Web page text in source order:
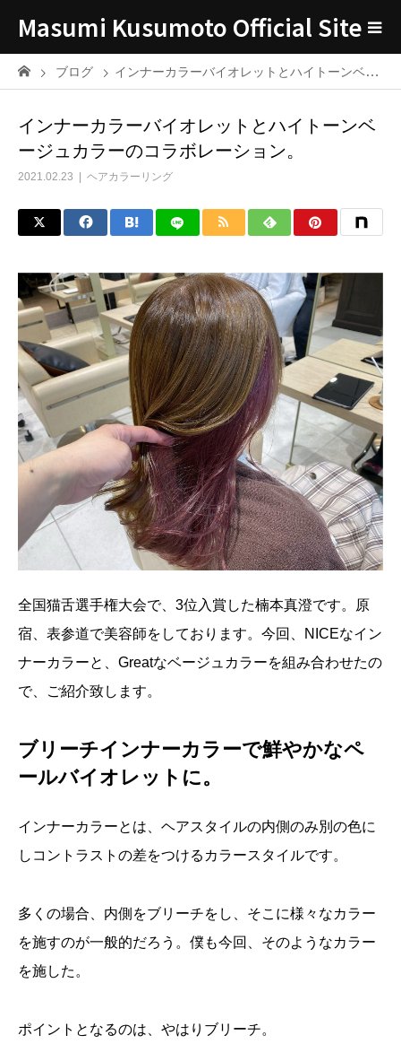
Masumi Kusumoto Official Site
ブログ インナーカラーバイオレットとハイトーンベージュカラーのコラボレーション。
インナーカラーバイオレットとハイトーンベ
ージュカラーのコラボレーション。
2021.02.23 ヘアカラーリング
全国猫舌選手権大会で、3位入賞した楠本真澄です。原
宿、表参道で美容師をしております。今回、NICEなイン
ナーカラーと、Greatなベージュカラーを組み合わせたの
で、ご紹介致します。
ブリーチインナーカラーで鮮やかなペ
ールバイオレットに。
インナーカラーとは、ヘアスタイルの内側のみ別の色に
しコントラストの差をつけるカラースタイルです。
多くの場合、内側をブリーチをし、そこに様々なカラー
を施すのが一般的だろう。僕も今回、そのようなカラー
を施した。
ポイントとなるのは、やはりブリーチ。